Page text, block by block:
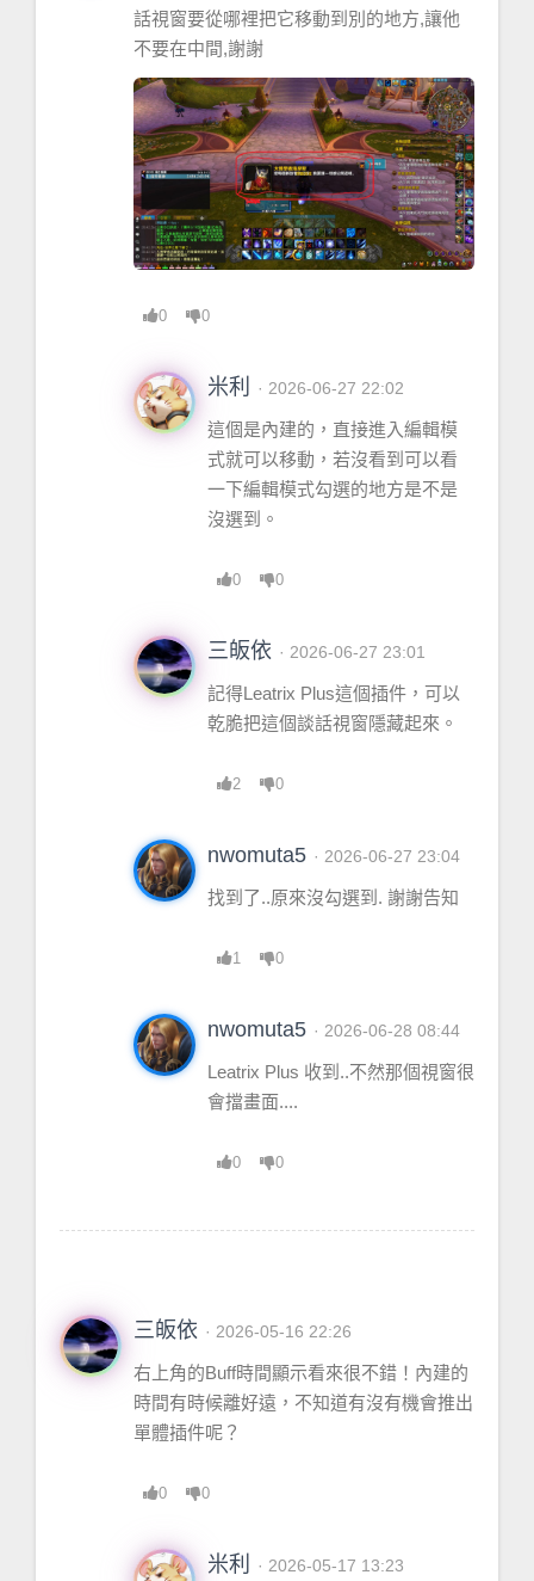
話視窗要從哪裡把它移動到別的地方,讓他
不要在中間,謝謝
0 0
米利 · 2026-06-27 22:02
這個是內建的，直接進入編輯模
式就可以移動，若沒看到可以看
一下編輯模式勾選的地方是不是
沒選到。
0 0
三皈依 · 2026-06-27 23:01
記得Leatrix Plus這個插件，可以
乾脆把這個談話視窗隱藏起來。
2 0
nwomuta5 · 2026-06-27 23:04
找到了..原來沒勾選到. 謝謝告知
1 0
nwomuta5 · 2026-06-28 08:44
Leatrix Plus 收到..不然那個視窗很
會擋畫面....
0 0
三皈依 · 2026-05-16 22:26
右上角的Buff時間顯示看來很不錯！內建的
時間有時候離好遠，不知道有沒有機會推出
單體插件呢？
0 0
米利 · 2026-05-17 13:23